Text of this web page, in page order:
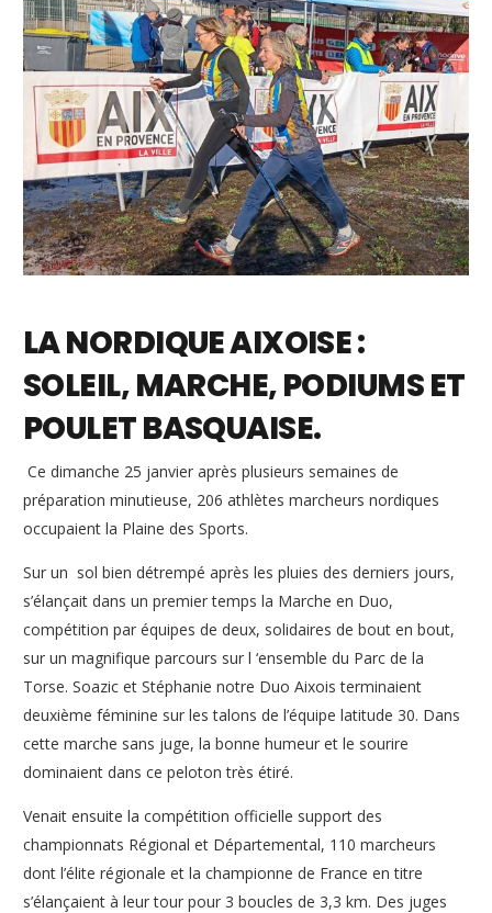
LA NORDIQUE AIXOISE :
SOLEIL, MARCHE, PODIUMS ET
POULET BASQUAISE.
Ce dimanche 25 janvier après plusieurs semaines de
préparation minutieuse, 206 athlètes marcheurs nordiques
occupaient la Plaine des Sports.
Sur un sol bien détrempé après les pluies des derniers jours,
s’élançait dans un premier temps la Marche en Duo,
compétition par équipes de deux, solidaires de bout en bout,
sur un magnifique parcours sur l ‘ensemble du Parc de la
Torse. Soazic et Stéphanie notre Duo Aixois terminaient
deuxième féminine sur les talons de l’équipe latitude 30. Dans
cette marche sans juge, la bonne humeur et le sourire
dominaient dans ce peloton très étiré.
Venait ensuite la compétition officielle support des
championnats Régional et Départemental, 110 marcheurs
dont l’élite régionale et la championne de France en titre
s’élançaient à leur tour pour 3 boucles de 3,3 km. Des juges